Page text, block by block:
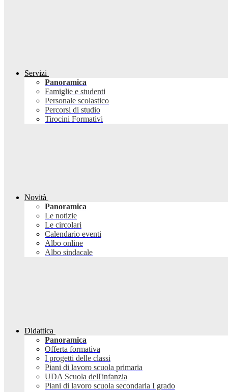
Servizi
Panoramica
Famiglie e studenti
Personale scolastico
Percorsi di studio
Tirocini Formativi
Novità
Panoramica
Le notizie
Le circolari
Calendario eventi
Albo online
Albo sindacale
Didattica
Panoramica
Offerta formativa
I progetti delle classi
Piani di lavoro scuola primaria
UDA Scuola dell'infanzia
Piani di lavoro scuola secondaria I grado